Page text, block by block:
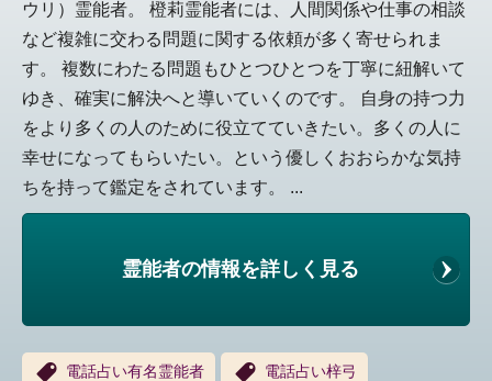
ウリ）霊能者。 橙莉霊能者には、人間関係や仕事の相談
など複雑に交わる問題に関する依頼が多く寄せられま
す。 複数にわたる問題もひとつひとつを丁寧に紐解いて
ゆき、確実に解決へと導いていくのです。 自身の持つ力
をより多くの人のために役立てていきたい。多くの人に
幸せになってもらいたい。という優しくおおらかな気持
ちを持って鑑定をされています。 ...
霊能者の情報を詳しく見る
電話占い有名霊能者 電話占い梓弓